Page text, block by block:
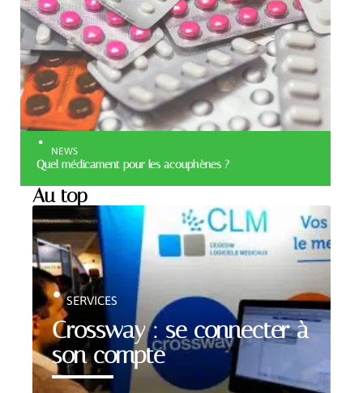
NEWS
Quel médicament pour les acouphènes ?
Au top
Crossway : se connecter à
son compte
SERVICES